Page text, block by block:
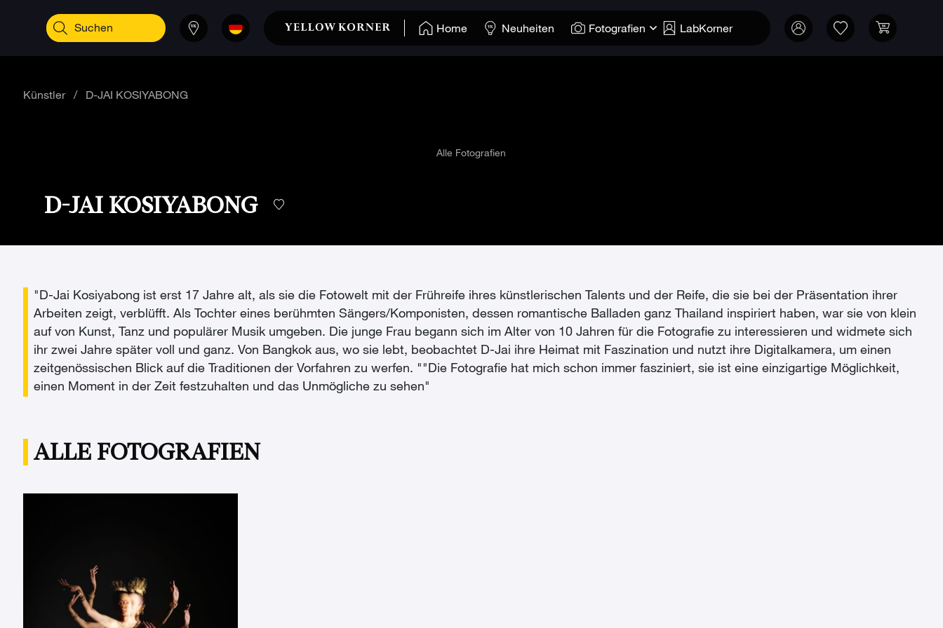
Home Neuheiten Fotografien LabKorner
Künstler / D-JAI KOSIYABONG
Alle Fotografien
D-JAI KOSIYABONG
"D-Jai Kosiyabong ist erst 17 Jahre alt, als sie die Fotowelt mit der Frühreife ihres künstlerischen Talents und der Reife, die sie bei der Präsentation ihrer
Arbeiten zeigt, verblüfft. Als Tochter eines berühmten Sängers/Komponisten, dessen romantische Balladen ganz Thailand inspiriert haben, war sie von klein
auf von Kunst, Tanz und populärer Musik umgeben. Die junge Frau begann sich im Alter von 10 Jahren für die Fotografie zu interessieren und widmete sich
ihr zwei Jahre später voll und ganz. Von Bangkok aus, wo sie lebt, beobachtet D-Jai ihre Heimat mit Faszination und nutzt ihre Digitalkamera, um einen
zeitgenössischen Blick auf die Traditionen der Vorfahren zu werfen. ""Die Fotografie hat mich schon immer fasziniert, sie ist eine einzigartige Möglichkeit,
einen Moment in der Zeit festzuhalten und das Unmögliche zu sehen"
ALLE FOTOGRAFIEN